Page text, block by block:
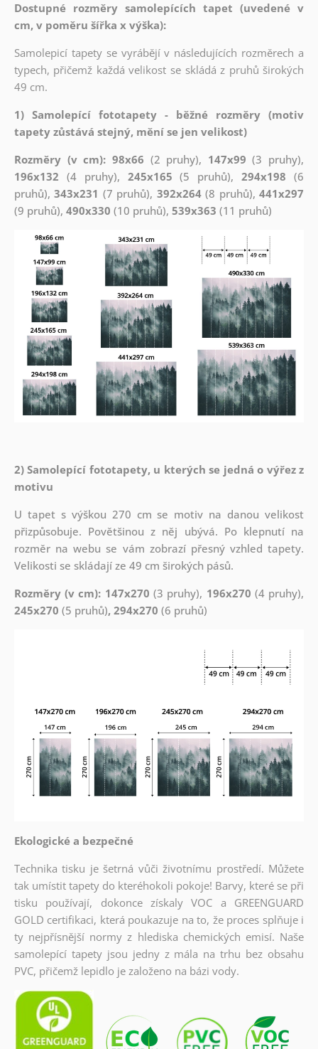
Dostupné rozměry samolepících tapet (uvedené v
cm, v poměru šířka x výška):
Samolepicí tapety se vyrábějí v následujících rozměrech a
typech, přičemž každá velikost se skládá z pruhů širokých
49 cm.
1) Samolepící fototapety - běžné rozměry (motiv
tapety zůstává stejný, mění se jen velikost)
Rozměry (v cm): 98x66 (2 pruhy), 147x99 (3 pruhy),
196x132 (4 pruhy), 245x165 (5 pruhů),294x198 (6
pruhů),343x231 (7 pruhů), 392x264(8 pruhů),441x297
(9 pruhů), 490x330 (10 pruhů), 539x363 (11 pruhů)
2) Samolepící fototapety, u kterých se jedná o výřez z
motivu
U tapet s výškou 270 cm se motiv na danou velikost
přizpůsobuje. Povětšinou z něj ubývá. Po klepnutí na
rozměr na webu se vám zobrazí přesný vzhled tapety.
Velikosti se skládají ze 49 cm širokých pásů.
Rozměry (v cm): 147x270 (3 pruhy), 196x270 (4 pruhy),
245x270 (5 pruhů), 294x270 (6 pruhů)
Ekologické a bezpečné
Technika tisku je šetrná vůči životnímu prostředí. Můžete
tak umístit tapety do kteréhokoli pokoje! Barvy, které se při
tisku používají, dokonce získaly VOC a GREENGUARD
GOLD certifikaci, která poukazuje na to, že proces splňuje i
ty nejpřísnější normy z hlediska chemických emisí. Naše
samolepící tapety jsou jedny z mála na trhu bez obsahu
PVC, přičemž lepidlo je založeno na bázi vody.